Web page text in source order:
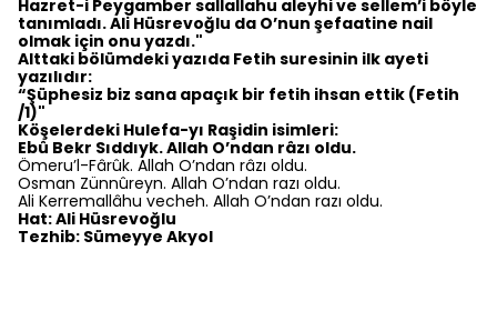
Hazret-i Peygamber sallallahu aleyhi ve sellem’i böyle
tanımladı. Ali Hüsrevoğlu da O’nun şefaatine nail
olmak için onu yazdı."
Alttaki bölümdeki yazıda Fetih suresinin ilk ayeti
yazılıdır:
“Şüphesiz biz sana apaçık bir fetih ihsan ettik (Fetih
/1)"
Köşelerdeki Hulefa-yı Raşidin isimleri:
Ebû Bekr Sıddıyk. Allah O’ndan râzı oldu.
Ömeru’l-Fârûk. Allah O’ndan râzı oldu.
Osman Zünnûreyn. Allah O’ndan razı oldu.
Ali Kerremallâhu vecheh. Allah O’ndan razı oldu.
Hat: Ali Hüsrevoğlu
Tezhib: Sümeyye Akyol